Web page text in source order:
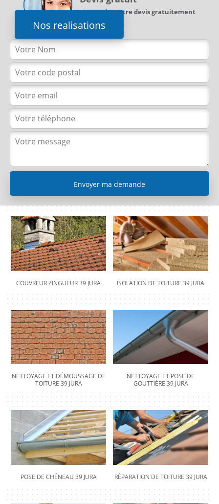
Nos realisations
Demandez votre devis gratuitement
COUVREUR ZINGUEUR 39 JURA ISOLATION DE TOITURE 39 JURA
NETTOYAGE ET DÉMOUSSAGE DE
TOITURE 39 JURA
NETTOYAGE ET POSE DE
GOUTTIÈRE 39 JURA
POSE DE CHÉNEAU 39 JURA RÉPARATION DE TOITURE 39 JURA